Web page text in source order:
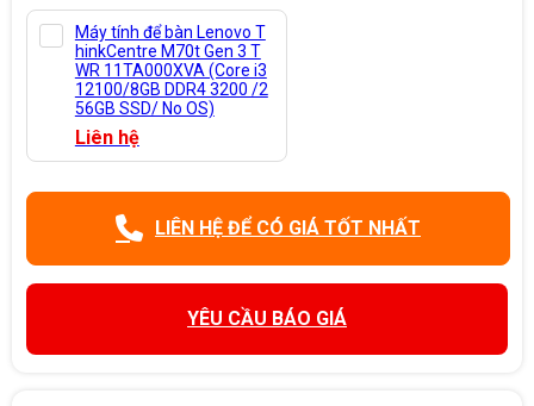
Máy tính để bàn Lenovo T
hinkCentre M70t Gen 3 T
WR 11TA000XVA (Core i3
12100/8GB DDR4 3200 /2
56GB SSD/ No OS)
Liên hệ
LIÊN HỆ ĐỂ CÓ GIÁ TỐT NHẤT
YÊU CẦU BÁO GIÁ